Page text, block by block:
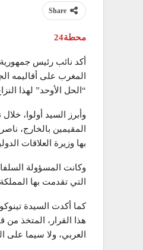
Share
محطة24
أكد نائب رئيس جمهورية
المغرب على أقاليمه
“الحل الأوحد” لهذا
وأبرز السيد أولوا،
بها وزيرة العلاقات
وكانت المسؤولة
التي تقدمت بها
كما أكدت السيدة
هذا القرار، المتخذ من
العربي، ولا سيما على